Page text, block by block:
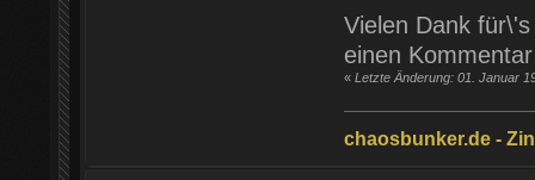
Vielen Dank
einen
« Letzte Änderung: 01. Januar
chaosbunker.de -